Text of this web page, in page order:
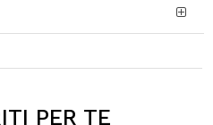
PER TE